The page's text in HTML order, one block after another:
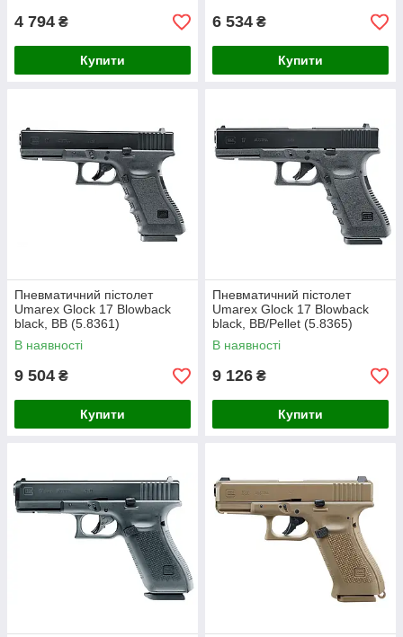
4 794 ₴
Купити
6 534 ₴
Купити
Пневматичний пістолет
Umarex Glock 17 Blowback
black, BB (5.8361)
В наявності
9 504 ₴
Купити
Пневматичний пістолет
Umarex Glock 17 Blowback
black, BB/Pellet (5.8365)
В наявності
9 126 ₴
Купити